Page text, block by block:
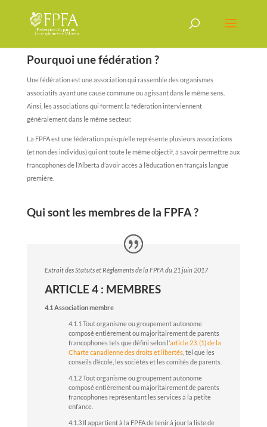
Pourquoi une fédération ?
Une fédération est une association qui rassemble des organismes
associatifs ayant une cause commune ou agissant dans le même sens.
Ainsi, les associations qui forment la fédération interviennent
généralement dans le même secteur.
La FPFA est une fédération puisqu’elle représente plusieurs associations
(et non des individus) qui ont toute le même objectif, à savoir permettre aux
francophones de l’Alberta d’avoir accès à l’éducation en français langue
première.
Qui sont les membres de la FPFA ?
Extrait des Statuts et Règlements de la FPFA du 21 juin 2017
ARTICLE 4 : MEMBRES
4.1 Association membre
4.1.1 Tout organisme ou groupement autonome
composé entièrement ou majoritairement de parents
francophones tels que défini selon l’article 23. (1) de la
Charte canadienne des droits et libertés, tel que les
conseils d’école, les sociétés et les comités de parents.
4.1.2 Tout organisme ou groupement autonome
composé entièrement ou majoritairement de parents
francophones représentant les services à la petite
enfance.
4.1.3 Il appartient à la FPFA de tenir à jour la liste de